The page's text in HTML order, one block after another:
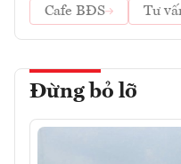
Cafe BĐS
Tư
Đừng bỏ lỡ